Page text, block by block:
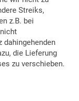
Streiks,
z.B. bei
dahingehenden
die Lieferung
zu verschieben.